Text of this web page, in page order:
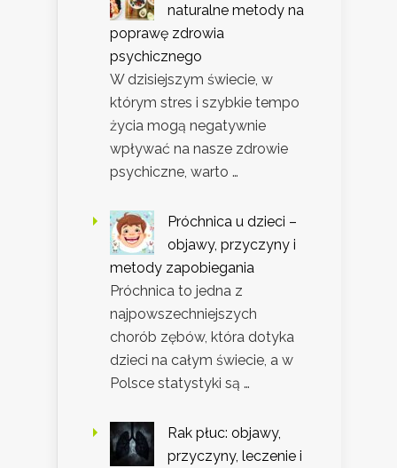
naturalne metody na
poprawę zdrowia
psychicznego
W dzisiejszym świecie, w
którym stres i szybkie tempo
życia mogą negatywnie
wpływać na nasze zdrowie
psychiczne, warto …
Próchnica u dzieci –
objawy, przyczyny i
metody zapobiegania
Próchnica to jedna z
najpowszechniejszych
chorób zębów, która dotyka
dzieci na całym świecie, a w
Polsce statystyki są …
Rak płuc: objawy,
przyczyny, leczenie i